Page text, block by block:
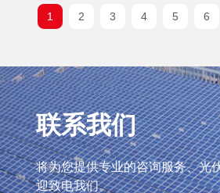
1 2 3 4 5 6
联系我们
将为您提供专业的咨询服务、光
迎致电我们。